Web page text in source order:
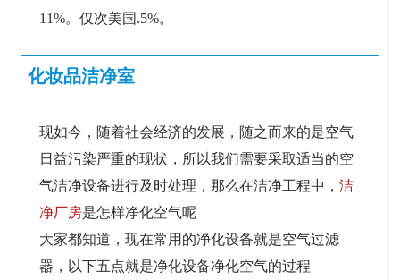
11%。仅次美国.5%。
化妆品洁净室
现如今，随着社会经济的发展，随之而来的是空气
日益污染严重的现状，所以我们需要采取适当的空
气洁净设备进行及时处理，那么在洁净工程中，洁
净厂房是怎样净化空气呢
大家都知道，现在常用的净化设备就是空气过滤
器，以下五点就是净化设备净化空气的过程